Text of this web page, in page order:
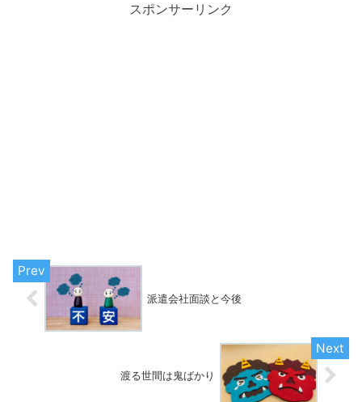
スポンサーリンク
派遣会社面談と今後
渡る世間は鬼ばかり